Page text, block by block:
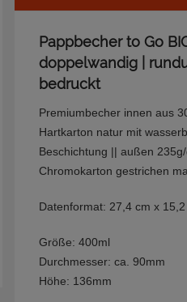
Pappbecher to Go
doppelwandig |
bedruckt
Premiumbecher innen aus
Hartkarton natur mit
Beschichtung || außen
Chromokarton gestrichen
Datenformat: 27,4 cm x 15,2
Größe: 400ml
Durchmesser: ca. 90mm
Höhe: 136mm